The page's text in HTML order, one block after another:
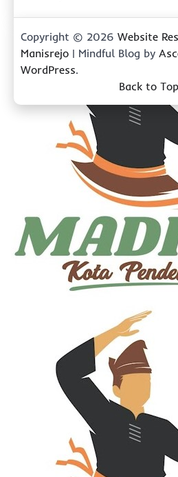
Copyright © 2026 Website
Manisrejo | Mindful Blog by
WordPress.
Back to Top